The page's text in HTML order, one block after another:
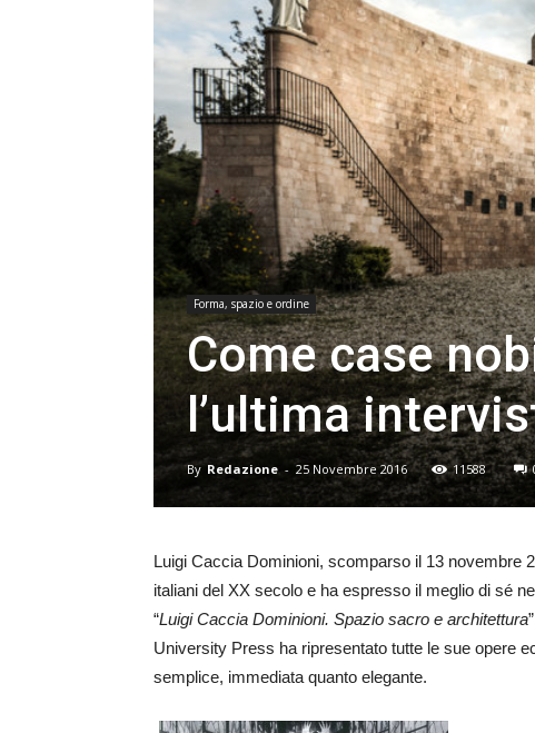
Forma, spazio e ordine
Come case
l’ultima
By Redazione - 25 Novembre 2016 11588
Luigi Caccia Dominioni, scomparso il 13 novembre
italiani del XX secolo e ha espresso il meglio di sé
“Luigi Caccia Dominioni. Spazio sacro e architettura
University Press ha ripresentato tutte le sue opere
semplice, immediata quanto elegante.